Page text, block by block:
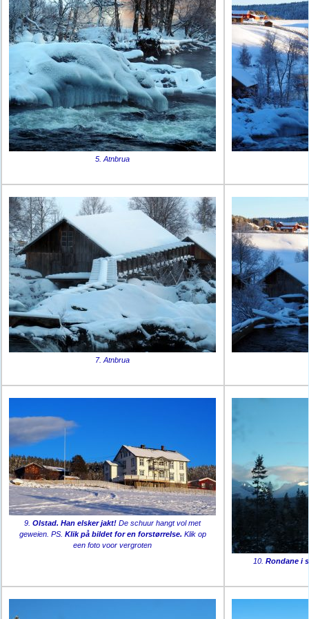
5. Atnbrua
7. Atnbrua
9.Olstad. Han elsker jakt! De schuur hangt vol met
geweien. PS. Klik på bildet for en forstørrelse. Klik op
een foto voor vergroten
10. Rondane i